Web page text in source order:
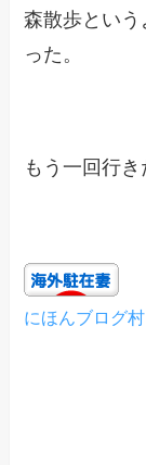
森散歩とい
った。
もう一回行き
にほんブログ村